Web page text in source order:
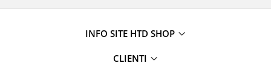
INFO SITE HTD SHOP
CLIENTI